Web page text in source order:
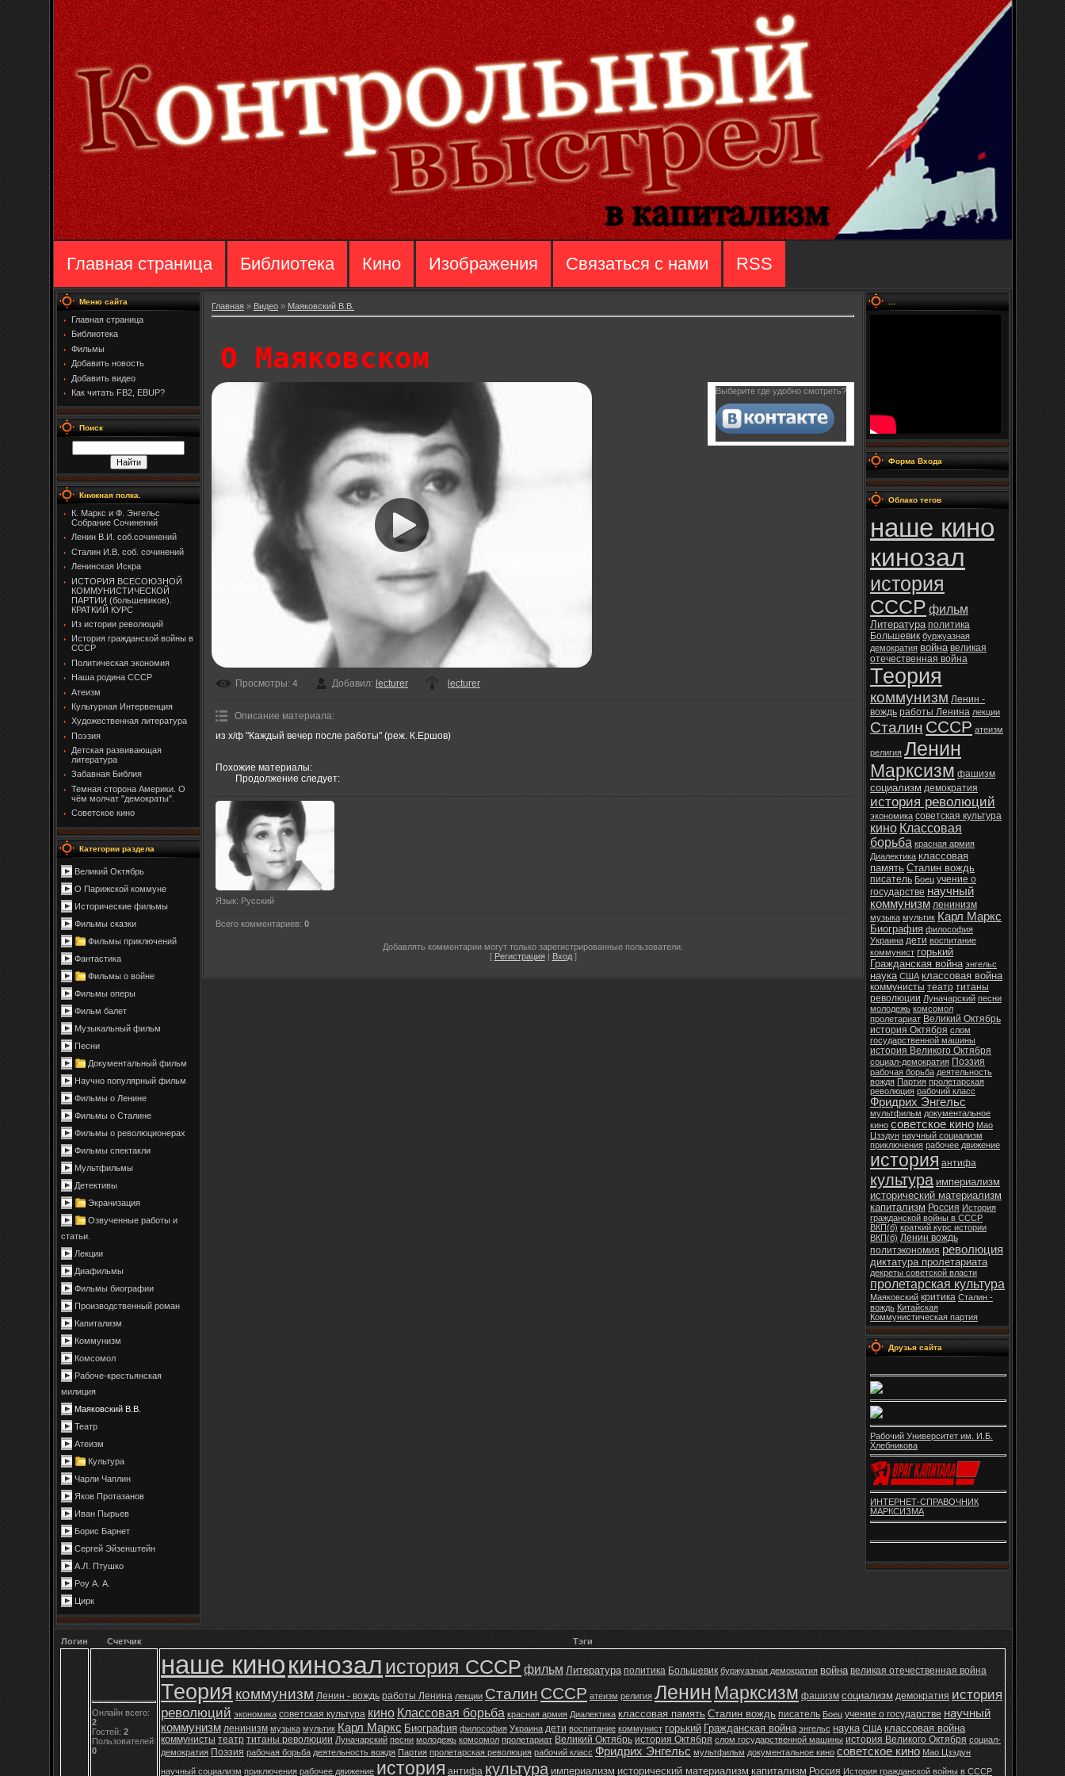
Главная страница Библиотека Кино Изображения Связаться с нами RSS
Меню сайта
Главная страница
Библиотека
Фильмы
Добавить новость
Добавить видео
Как читать FB2, EBUP?
Поиск
Книжная полка.
К. Маркс и Ф. Энгельс
Собрание Сочинений
Ленин В.И. соб.сочинений
Сталин И.В. соб. сочинений
Ленинская Искра
ИСТОРИЯ ВСЕСОЮЗНОЙ
КОММУНИСТИЧЕСКОЙ
ПАРТИИ (большевиков).
КРАТКИЙ КУРС
Из истории революций
История гражданской войны в
СССР
Политическая экономия
Наша родина СССР
Атеизм
Культурная Интервенция
Художественная литература
Поэзия
Детская развивающая
литература
Забавная Библия
Темная сторона Америки. О
чём молчат "демократы".
Советское кино
Категории раздела
Великий Октябрь
О Парижской коммуне
Исторические фильмы
Фильмы сказки
Фильмы приключений
Фантастика
Фильмы о войне
Фильмы оперы
Фильм балет
Музыкальный фильм
Песни
Документальный фильм
Научно популярный фильм
Фильмы о Ленине
Фильмы о Сталине
Фильмы о революционерах
Фильмы спектакли
Мультфильмы
Детективы
Экранизация
Озвученные работы и
статьи.
Лекции
Диафильмы
Фильмы биографии
Производственный роман
Капитализм
Коммунизм
Комсомол
Рабоче-крестьянская
милиция
Маяковский В.В.
Театр
Атеизм
Культура
Чарли Чаплин
Яков Протазанов
Иван Пырьев
Борис Барнет
Сергей Эйзенштейн
А.Л. Птушко
Роу А. А.
Цирк
Главная » Видео » Маяковский В.В.
О Маяковском
Выберите где удобно смотреть?
Просмотры: 4 Добавил: lecturer lecturer
Описание материала:
из х/ф "Каждый вечер после работы" (реж. К.Ершов)
Похожие материалы:
Продолжение следует:
Язык: Русский
Всего комментариев: 0
Добавлять комментарии могут только зарегистрированные пользователи.
[ Регистрация| Вход]
Форма Входа
Облако тегов
наше кино
кинозал
история
СССР фильм
Литература политика
Большевик буржуазная
демократия война великая
отечественная война
Теория
коммунизм Ленин -
вождь работы Ленина лекции
Сталин СССР атеизм
религия Ленин
Марксизм фашизм
социализм демократия
история революций
экономика советская культура
кино Классовая
борьба красная армия
Диалектика классовая
память Сталин вождь
писатель Боец учение о
государстве научный
коммунизм ленинизм
музыка мультик Карл Маркс
Биография философия
Украина дети воспитание
коммунист горький
Гражданская война энгельс
наука США классовая война
коммунисты театр титаны
революции Луначарский песни
молодежь комсомол
пролетариат Великий Октябрь
история Октября слом
государственной машины
история Великого Октября
социал-демократия Поэзия
рабочая борьба деятельность
вождя Партия пролетарская
революция рабочий класс
Фридрих Энгельс
мультфильм документальное
кино советское кино Мао
Цзэдун научный социализм
приключения рабочее движение
история антифа
культура империализм
исторический материализм
капитализм Россия История
гражданской войны в СССР
ВКП(б) краткий курс истории
ВКП(б) Ленин вождь
политэкономия революция
диктатура пролетариата
декреты советской власти
пролетарская культура
Маяковский критика Сталин -
вождь Китайская
Коммунистическая партия
Друзья сайта
Рабочий Университет им. И.Б.
Хлебникова
ИНТЕРНЕТ-СПРАВОЧНИК
МАРКСИЗМА
Логин Счетчик Тэги
Онлайн всего:
2
Гостей: 2
Пользователей:
0
наше кинокинозалистория СССРфильм Литература политика Большевик буржуазная демократия война великая отечественная война
Теория коммунизм Ленин - вождь работы Ленина лекции Сталин СССР атеизм религия ЛенинМарксизм фашизм социализм демократия история
революций экономика советская культура киноКлассовая борьба красная армия Диалектика классовая память Сталин вождь писатель Боец учение о государстве научный
коммунизм ленинизм музыка мультик Карл Маркс Биография философия Украина дети воспитание коммунист горький Гражданская война энгельс наука США классовая война
коммунисты театр титаны революции Луначарский песни молодежь комсомол пролетариат Великий Октябрь история Октября слом государственной машины история Великого Октября социал-
демократия Поэзия рабочая борьба деятельность вождя Партия пролетарская революция рабочий класс Фридрих Энгельс мультфильм документальное кино советское кино Мао Цзэдун
научный социализм приключения рабочее движение история антифа культура империализм исторический материализм капитализм Россия История гражданской войны в СССР